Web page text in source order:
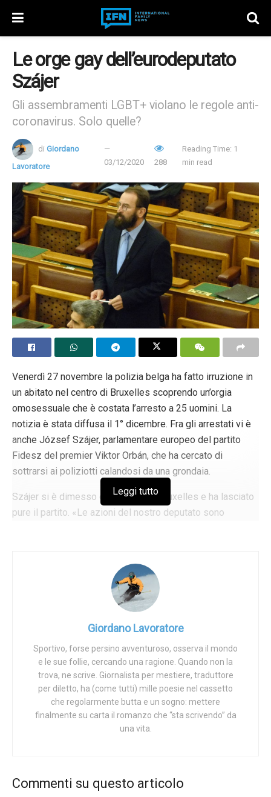
Le orge gay dell’eurodeputato
Szájer
Gli assembramenti LGBT+ violano le regole anti-
coronavirus. Solo quelle?
di Giordano
Lavoratore
03/12/2020 288
Reading Time: 1
min read
Venerdì 27 novembre la polizia belga ha fatto irruzione in
un abitato nel centro di Bruxelles scoprendo un’orgia
omosessuale che è costata l’arresto a 25 uomini. La
notizia è stata diffusa il 1° dicembre. Fra gli arrestati vi è
anche József Szájer, parlamentare europeo del partito
Fidesz del premier Viktor Orbán, che ha cercato di
sottrarsi ai poliziotti calandosi da una grondaia.
Szájer si è dimesso dall’incarico a Bruxelles e ha lasciato
pure il partito. «Le azioni del nostro deputato sono
ripudieremo i suoi 30 anni di lavoro, ma ciò che ha fatto è
inaccettabile e indifendibile».
gay violava le regole anti-coronavirus, Orbán invece
perché Szájer violava il diritto naturale. Non tutta l’Europa è
uguale.
Image source: József Szájer speaking in the Hungarian Parliament,
Elekes Andor licenced by CC-BY-SA-4.0
Leggi tutto
Ungheria Vetrina
Giordano Lavoratore
Sportivo, forse persino avventuroso, osserva il mondo
e le sue follie, cercando una ragione. Quando non la
trova, ne scrive. Giornalista per mestiere, traduttore
per diletto, ha (come tutti) mille poesie nel cassetto
che regolarmente butta e un sogno: mettere
finalmente su carta il romanzo che “sta scrivendo” da
una vita.
Commenti su questo articolo